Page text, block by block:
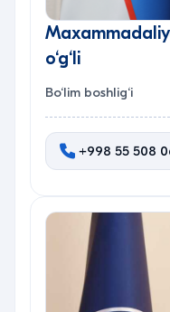
o‘g‘li
Bo‘lim boshlig‘i
+998 55 508